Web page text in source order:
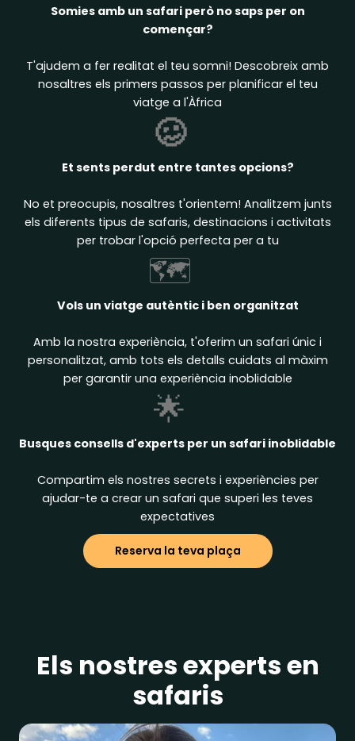
Somies amb un safari però no saps per on
començar?
T'ajudem a fer realitat el teu somni! Descobreix amb
nosaltres els primers passos per planificar el teu
viatge a l'Àfrica
🥴
Et sents perdut entre tantes opcions?
No et preocupis, nosaltres t'orientem! Analitzem junts
els diferents tipus de safaris, destinacions i activitats
per trobar l'opció perfecta per a tu
🗺️
Vols un viatge autèntic i ben organitzat
Amb la nostra experiència, t'oferim un safari únic i
personalitzat, amb tots els detalls cuidats al màxim
per garantir una experiència inoblidable
🌟
Busques consells d'experts per un safari inoblidable
Compartim els nostres secrets i experiències per
ajudar-te a crear un safari que superi les teves
expectatives
Reserva la teva plaça
Els nostres experts en
safaris